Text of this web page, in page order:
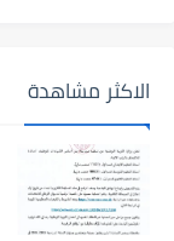
الاكثر مشاهدة